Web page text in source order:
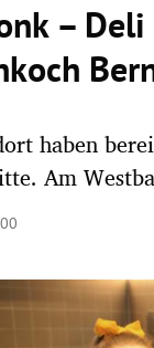
–
haben
Am
öffnen/